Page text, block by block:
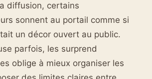
diffusion, certains
sonnent au portail comme si
un décor ouvert au public.
parfois, les surprend
oblige à mieux organiser les